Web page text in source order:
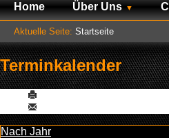
Home Über Uns
Aktuelle Seite: Startseite
Terminkalender
Nach Jahr